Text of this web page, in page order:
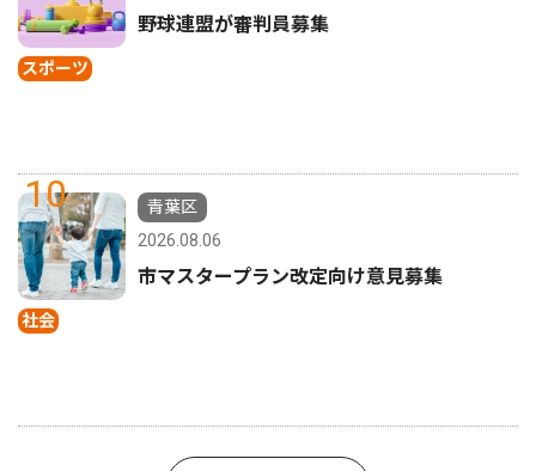
スポーツ
野球連盟が審判員募集
10
社会
青葉区
2026.08.06
市マスタープラン改定向け意見募集